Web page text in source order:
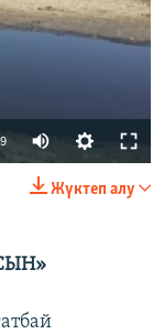
Жүктеп алу